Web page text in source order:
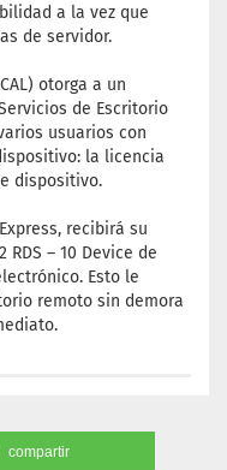
a la vez que
de servidor.
otorga a un
de Escritorio
usuarios con
la licencia
dispositivo.
recibirá su
RDS – 10 Device de
Esto le
remoto sin demora
compartir